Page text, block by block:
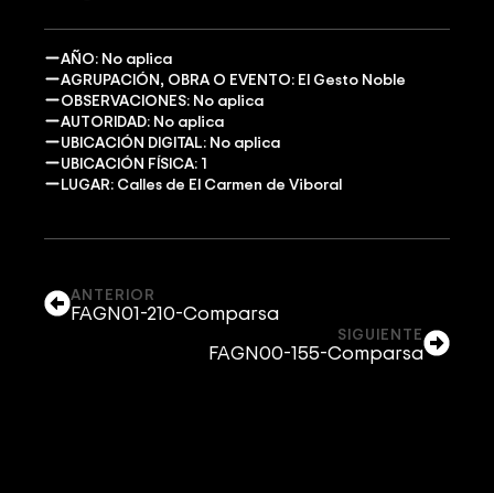
AÑO: No aplica
AGRUPACIÓN, OBRA O EVENTO: El Gesto Noble
OBSERVACIONES: No aplica
AUTORIDAD: No aplica
UBICACIÓN DIGITAL: No aplica
UBICACIÓN FÍSICA: 1
LUGAR: Calles de El Carmen de Viboral
ANTERIOR
FAGN01-210-Comparsa
SIGUIENTE
FAGN00-155-Comparsa